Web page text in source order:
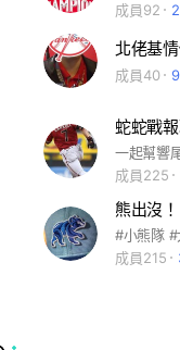
成員92
北佬基
成員40
蛇蛇戰
一起幫響
成員225
熊出沒！
#小熊隊
成員215